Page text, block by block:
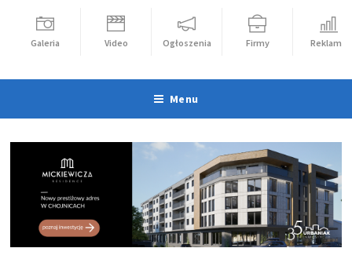
Galeria Video Ogłoszenia Firmy Reklama
Menu